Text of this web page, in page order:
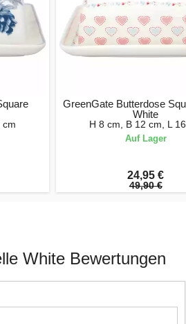
cm
GreenGate Butterdose
White
H 8 cm, B 12 cm, L
Auf Lager
24,95 €
49,90 €
White Bewertungen